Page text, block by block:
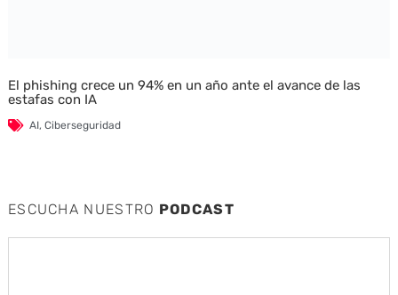
El phishing crece un 94% en un año ante el avance de las
estafas con IA
AI, Ciberseguridad
ESCUCHA NUESTRO PODCAST